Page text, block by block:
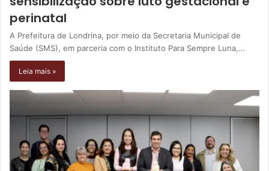
perinatal
A Prefeitura de Londrina, por meio da Secretaria Municipal de
Saúde (SMS), em parceria com o Instituto Para Sempre Luna,…
Leia mais »